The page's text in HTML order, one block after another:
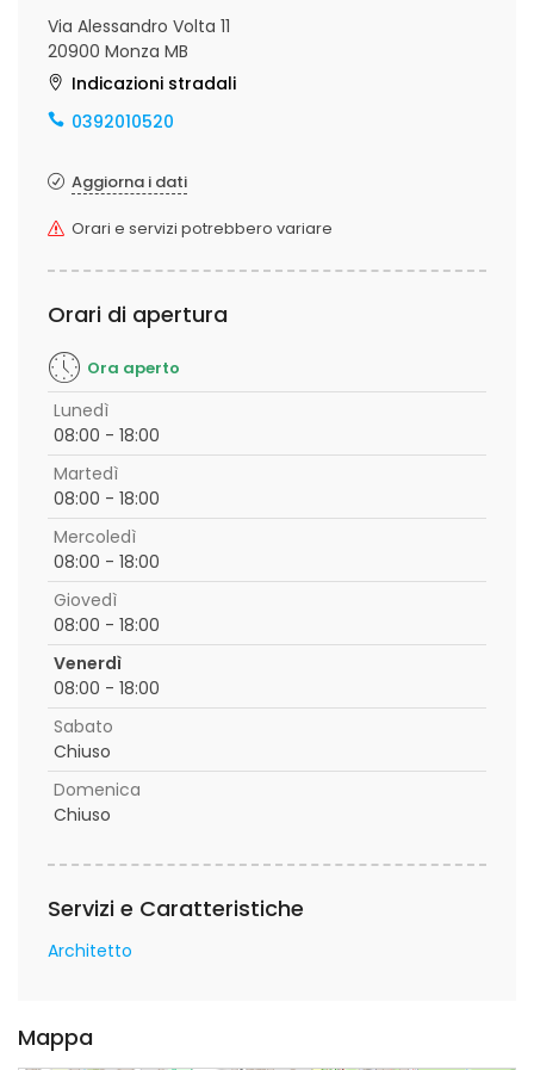
Via Alessandro Volta 11
20900 Monza MB
Indicazioni stradali
0392010520
Aggiorna i dati
Orari e servizi potrebbero variare
Orari di apertura
Ora aperto
Lunedì
08:00 - 18:00
Martedì
08:00 - 18:00
Mercoledì
08:00 - 18:00
Giovedì
08:00 - 18:00
Venerdì
08:00 - 18:00
Sabato
Chiuso
Domenica
Chiuso
Servizi e Caratteristiche
Architetto
Mappa